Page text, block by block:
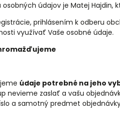
údajov je Matej
prihlásením k odberu
využívať Vaše osobné údaje.
údaje potrebné na jeho
nevieme zaslať a vašu
a samotný predmet